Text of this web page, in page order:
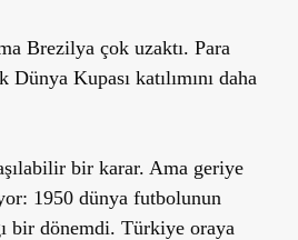
Brezilya çok uzaktı. Para
Kupası katılımını daha
bir karar. Ama geriye
1950 dünya futbolunun
bir dönemdi. Türkiye oraya